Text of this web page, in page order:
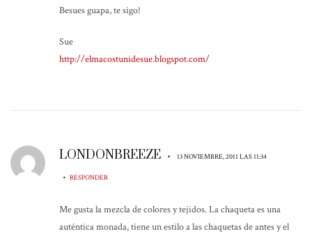
Besues guapa, te sigo!
Sue
http://elmacostunidesue.blogspot.com/
LONDONBREEZE • 13 NOVIEMBRE, 2011 LAS 11:34
• RESPONDER
Me gusta la mezcla de colores y tejidos. La chaqueta es una
auténtica monada, tiene un estilo a las chaquetas de antes y el